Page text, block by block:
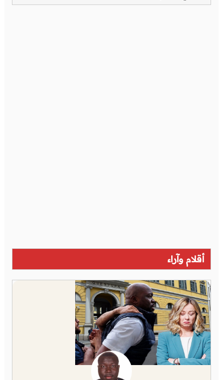
أقلام وآراء